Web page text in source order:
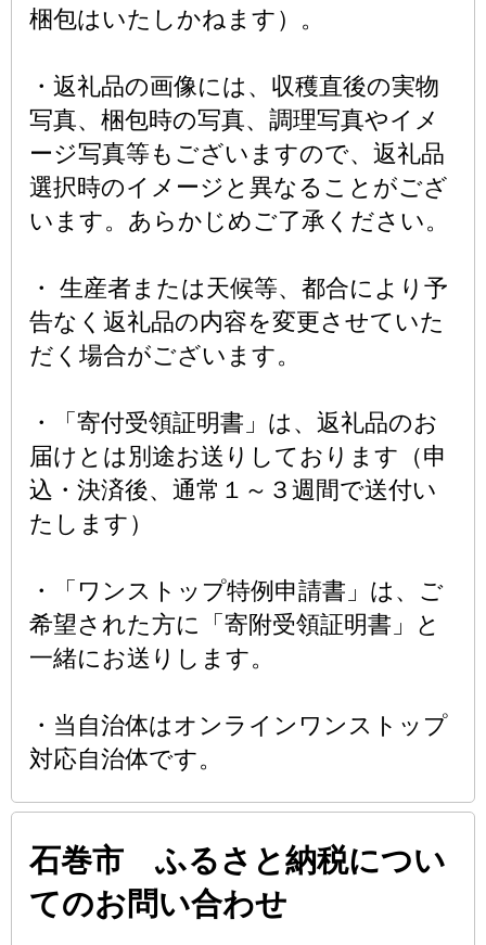
梱包はいたしかねます）。
・返礼品の画像には、収穫直後の実物
写真、梱包時の写真、調理写真やイメ
ージ写真等もございますので、返礼品
選択時のイメージと異なることがござ
います。あらかじめご了承ください。
・ 生産者または天候等、都合により予
告なく返礼品の内容を変更させていた
だく場合がございます。
・「寄付受領証明書」は、返礼品のお
届けとは別途お送りしております（申
込・決済後、通常１～３週間で送付い
たします）
・「ワンストップ特例申請書」は、ご
希望された方に「寄附受領証明書」と
一緒にお送りします。
・当自治体はオンラインワンストップ
対応自治体です。
石巻市 ふるさと納税につい
てのお問い合わせ